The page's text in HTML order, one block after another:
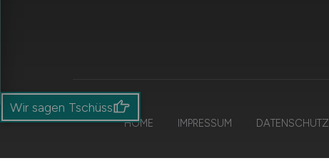
HOME IMPRESSUM DATENSCHUTZ
Wir sagen Tschüss